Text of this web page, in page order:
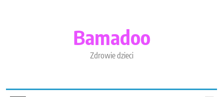
Bamadoo
Zdrowie dzieci